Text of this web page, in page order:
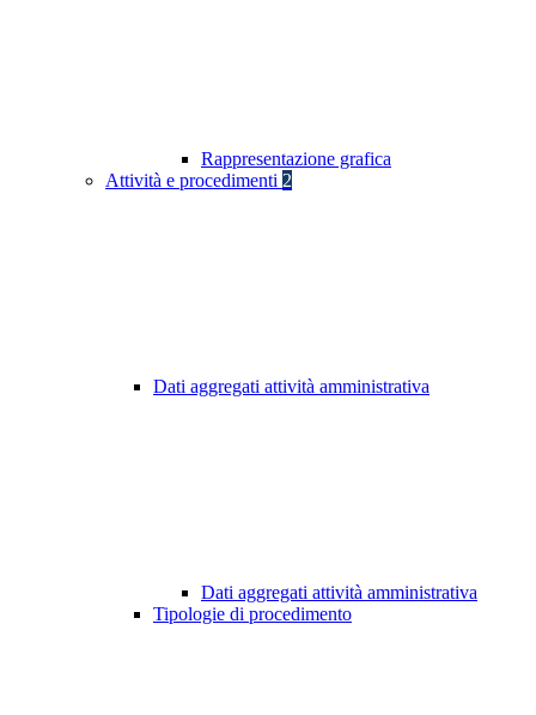
Rappresentazione grafica
Attività e procedimenti 2
Dati aggregati attività amministrativa
Dati aggregati attività amministrativa
Tipologie di procedimento